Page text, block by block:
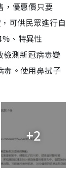
，優惠價只要
可供民眾進行自
、特異性
測新冠病毒變
。使用鼻拭子
+2